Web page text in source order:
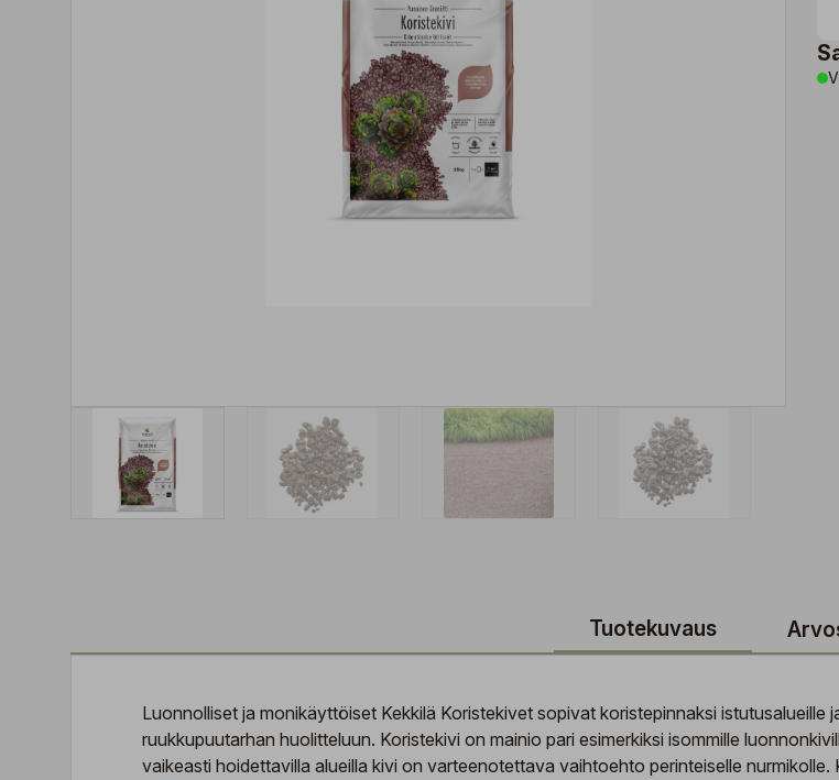
Tuotekuvaus
Luonnolliset ja monikäyttöiset Kekkilä Koristekivet sopivat koristepinnaksi istutusalueille
ruukkupuutarhan huolitteluun. Koristekivi on mainio pari esimerkiksi isommille
vaikeasti hoidettavilla alueilla kivi on varteenotettava vaihtoehto perinteiselle